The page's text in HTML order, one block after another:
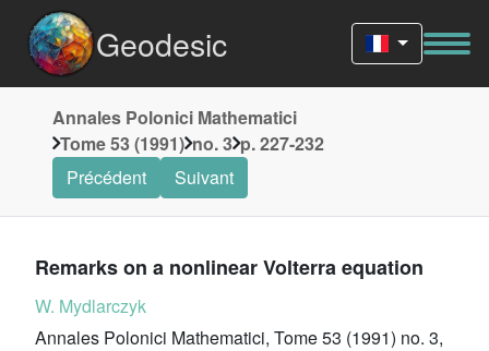
Geodesic
Annales Polonici Mathematici
Tome 53 (1991) no. 3 p. 227-232
Précédent
Suivant
Remarks on a nonlinear Volterra equation
W. Mydlarczyk
Annales Polonici Mathematici, Tome 53 (1991) no. 3,